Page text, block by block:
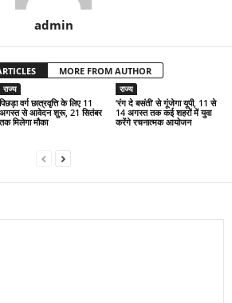
admin
MORE FROM AUTHOR
राज्य
वर्ग छात्रवृत्ति के लिए 11
अगस्त से आवेदन शुरू, 21 सितंबर
मिलेगा मौका
राज्य
‘रंग दे बसंती’ से गूंजेगा यूपी, 11 से
14 अगस्त तक कई शहरों में युवा
करेंगे रचनात्मक आयोजन